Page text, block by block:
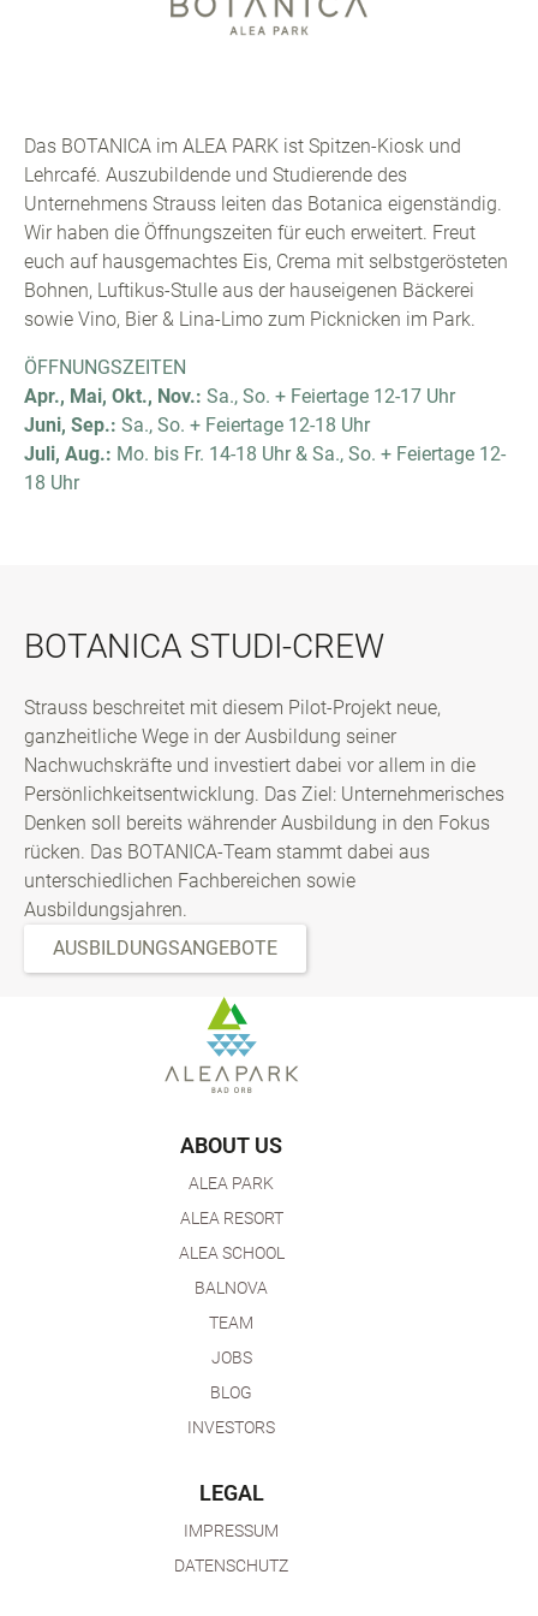
Das BOTANICA im ALEA PARK ist Spitzen-Kiosk und
Lehrcafé. Auszubildende und Studierende des
Unternehmens Strauss leiten das Botanica eigenständig.
Wir haben die Öffnungszeiten für euch erweitert. Freut
euch auf hausgemachtes Eis, Crema mit selbstgerösteten
Bohnen, Luftikus-Stulle aus der hauseigenen Bäckerei
sowie Vino, Bier & Lina-Limo zum Picknicken im Park.
ÖFFNUNGSZEITEN
Apr., Mai, Okt., Nov.: Sa., So. + Feiertage 12-17 Uhr
Juni, Sep.: Sa., So. + Feiertage 12-18 Uhr
Juli, Aug.: Mo. bis Fr. 14-18 Uhr & Sa., So. + Feiertage 12-
18 Uhr
BOTANICA STUDI-CREW
Strauss beschreitet mit diesem Pilot-Projekt neue,
ganzheitliche Wege in der Ausbildung seiner
Nachwuchskräfte und investiert dabei vor allem in die
Persönlichkeitsentwicklung. Das Ziel: Unternehmerisches
Denken soll bereits währender Ausbildung in den Fokus
rücken. Das BOTANICA-Team stammt dabei aus
unterschiedlichen Fachbereichen sowie
Ausbildungsjahren.
AUSBILDUNGSANGEBOTE
ABOUT US
ALEA PARK
ALEA RESORT
ALEA SCHOOL
BALNOVA
TEAM
JOBS
BLOG
INVESTORS
LEGAL
IMPRESSUM
DATENSCHUTZ